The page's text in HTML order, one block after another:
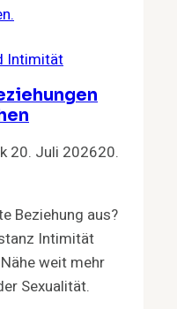
Intimität
20. Juli 202620.
Beziehung aus?
Intimität
weit mehr
Sexualität.